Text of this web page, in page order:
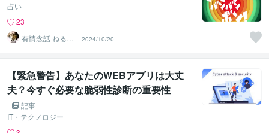
占い
23
有情念話 ねる
ふ ﾋﾋﾞｷﾏﾉｽﾍﾞｼ
2024/10/20
【緊急警告】あなたのWEBアプリは大丈
夫？今すぐ必要な脆弱性診断の重要性
記事
IT・テクノロジー